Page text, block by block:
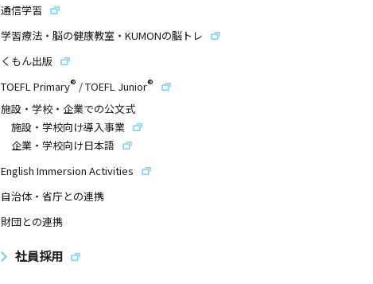
通信学習
学習療法・脳の健康教室・KUMONの脳トレ
くもん出版
TOEFL Primary® /TOEFL Junior®
施設・学校・企業での公文式
施設・学校向け導入事業
企業・学校向け日本語
English Immersion Activities
自治体・省庁との連携
財団との連携
社員採用